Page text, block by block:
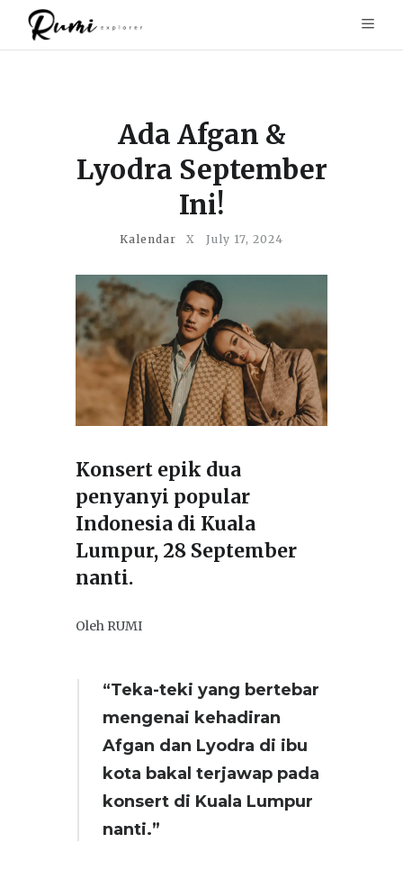
Ada Afgan &
Lyodra September
Ini!
Kalendar X July 17, 2024
Konsert epik dua
penyanyi popular
Indonesia di Kuala
Lumpur, 28 September
nanti.
Oleh RUMI
“Teka-teki yang bertebar
mengenai kehadiran
Afgan dan Lyodra di ibu
kota bakal terjawap pada
konsert di Kuala Lumpur
nanti.”